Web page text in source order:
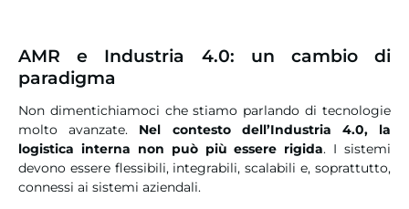
AMR e Industria 4.0: un cambio di
paradigma
Non dimentichiamoci che stiamo parlando di tecnologie
molto avanzate. Nel contesto dell’Industria 4.0, la
logistica interna non può più essere rigida. I sistemi
devono essere flessibili, integrabili, scalabili e, soprattutto,
connessi ai sistemi aziendali.